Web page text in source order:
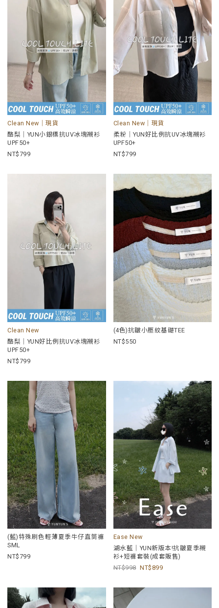
Clean New｜現貨
酪梨｜YUN小銀標抗UV冰塊襯衫
UPF50+
799
Clean New｜現貨
柔粉｜YUN好比例抗UV冰塊襯衫
UPF50+
799
Clean New
酪梨｜YUN好比例抗UV冰塊襯衫
UPF50+
799
(4色)抗皺小壓紋基礎TEE
550
(藍)特殊刷色輕薄夏季牛仔直筒褲
SML
799
Ease New
湖水藍｜YUN新版本!抗皺夏季襯
衫+短褲套裝(成套販售)
998
899